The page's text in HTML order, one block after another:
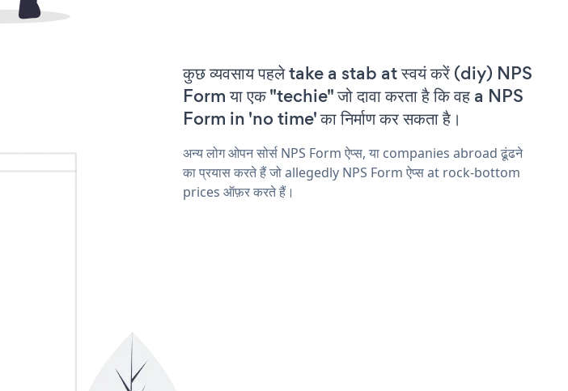
कुछ व्यवसाय पहले take a stab at स्वयं करें (diy) NPS
Form या एक "techie" जो दावा करता है कि वह a NPS
Form in 'no time' का निर्माण कर सकता है।
अन्य लोग ओपन सोर्स NPS Form ऐप्स, या companies abroad ढूंढने
का प्रयास करते हैं जो allegedly NPS Form ऐप्स at rock-bottom
prices ऑफ़र करते हैं।